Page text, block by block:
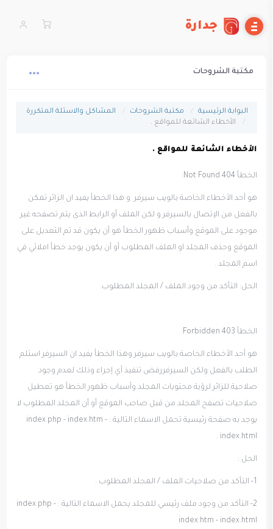
جدارة
مكتبة الشروحات
البوابة الرئيسية مكتبة الشروحات
المشاكل والاسئلة المتكررة
الأخطاء الشائعة للمواقع .
الأخطاء الشائعة للمواقع .
الخطأ Not Found 404:
هو أحد الأخطاء الخاصة بالويب سيرفر و هذا الخطأ يفيد ان الزائر تمكن
بالفعل من الإتصال بالسيرفر و لكن الملف أو الرابط الذى يتم تصفحه غير
موجود على الموقع وأسباب ظهور الخطأ هو أن يكون قد تم التعديل على
الموقع وحذف المجلد او الملف المطلوب أو أن يكون يوجد خطأ املائي في
اسم المجلد .
الحل: التأكد من وجود الملف / المجلد المطلوب.
الخطأ 403 Forbidden:
هو أحد الأخطاء الخاصة بالويب سيرفر وهذا الخطأ يفيد ان السيرفر استلم
الطلب بالفعل ولكن السيرفررفض تنفيذ أي إجراء وذلك لعدم وجود
صلاحية للزائر لرؤية محتويات المجلد وأسباب ظهور الخطأ هو تعطيل
صلاحيات تصفح المجلد من قبل صاحب الموقع أو أن المجلد المطلوب لا
يوجد به صفحة رئيسية تحمل الاسماء التالية : index.php - index.htm -
index.html .
الحل :
1- التأكد من صلاحيات الملف / المجلد المطلوب .
2- التأكد من وجود ملف رئيسي للمجلد يحمل الاسماء التالية : index.php -
index.htm - index.html